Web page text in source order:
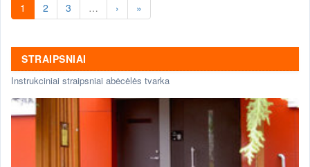
1 2 3 … › »
STRAIPSNIAI
Instrukciniai straipsniai abėcėlės tvarka